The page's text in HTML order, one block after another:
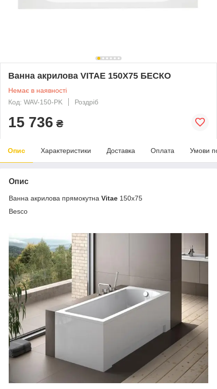
Ванна акрилова VITAE 150Х75 БЕСКО
Немає в наявності
Код: WAV-150-PK
Роздріб
15 736 ₴
Опис Характеристики Доставка Оплата Умови
Опис
Ванна акрилова прямокутна Vitae 150х75
Besco